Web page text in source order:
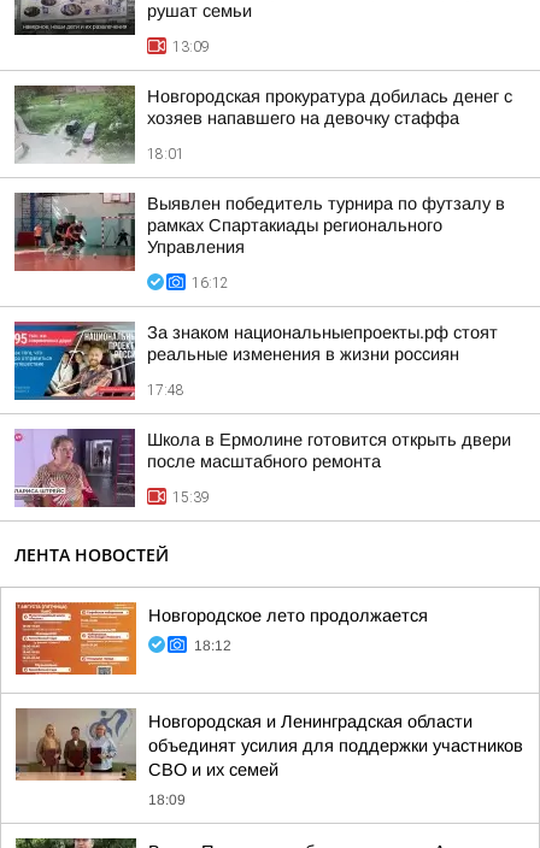
рушат семьи
13:09
Новгородская прокуратура добилась денег с
хозяев напавшего на девочку стаффа
18:01
Выявлен победитель турнира по футзалу в
рамках Спартакиады регионального
Управления
16:12
За знаком национальныепроекты.рф стоят
реальные изменения в жизни россиян
17:48
Школа в Ермолине готовится открыть двери
после масштабного ремонта
15:39
ЛЕНТА НОВОСТЕЙ
Новгородское лето продолжается
18:12
Новгородская и Ленинградская области
объединят усилия для поддержки участников
СВО и их семей
18:09